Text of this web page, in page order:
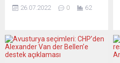
gerçekleştirecek tahıl
Türkiye Cumhurbaşkanı
Erdoğan ile İstanbul’da bir
26.07.2022 0 62